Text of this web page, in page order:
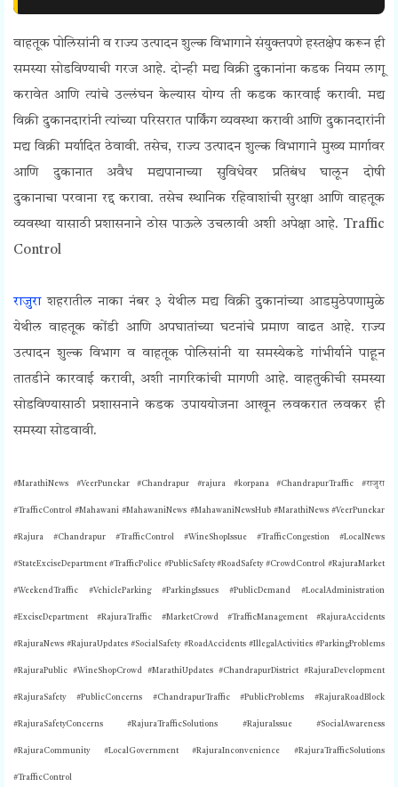
वाहतूक पोलिसांनी व राज्य उत्पादन शुल्क विभागाने संयुक्तपणे हस्तक्षेप करून ही
समस्या सोडविण्याची गरज आहे. दोन्ही मद्य विक्री दुकानांना कडक नियम लागू
करावेत आणि त्यांचे उल्लंघन केल्यास योग्य ती कडक कारवाई करावी. मद्य
विक्री दुकानदारांनी त्यांच्या परिसरात पार्किंग व्यवस्था करावी आणि दुकानदारांनी
मद्य विक्री मर्यादित ठेवावी. तसेच, राज्य उत्पादन शुल्क विभागाने मुख्य मार्गावर
आणि दुकानात अवैध मद्यपानाच्या सुविधेवर प्रतिबंध घालून दोषी
दुकानाचापरवाना रद्द करावा. तसेचस्थानिक रहिवाशांची सुरक्षा आणि वाहतूक
व्यवस्था यासाठी प्रशासनाने ठोस पाऊले उचलावी अशी अपेक्षा आहे. Traffic
Control
राजुराशहरातील नाका नंबर ३ येथील मद्य विक्री दुकानांच्या आडमुठेपणामुळे
येथील वाहतूक कोंडी आणि अपघातांच्या घटनांचे प्रमाण वाढत आहे. राज्य
उत्पादन शुल्क विभाग व वाहतूक पोलिसांनी या समस्येकडे गांभीर्याने पाहून
तातडीने कारवाई करावी, अशी नागरिकांची मागणी आहे. वाहतुकीची समस्या
सोडविण्यासाठी प्रशासनाने कडक उपाययोजना आखून लवकरात लवकर ही
समस्या सोडवावी.
#MarathiNews #VeerPunekar #Chandrapur #rajura #korpana #ChandrapurTraffic #राजुरा
#TrafficControl #Mahawani #MahawaniNews #MahawaniNewsHub #MarathiNews #VeerPunekar
#Rajura #Chandrapur #TrafficControl #WineShopIssue #TrafficCongestion #LocalNews
#StateExciseDepartment #TrafficPolice #PublicSafety #RoadSafety #CrowdControl #RajuraMarket
#WeekendTraffic #VehicleParking #ParkingIssues #PublicDemand #LocalAdministration
#ExciseDepartment #RajuraTraffic #MarketCrowd #TrafficManagement #RajuraAccidents
#RajuraNews #RajuraUpdates #SocialSafety #RoadAccidents #IllegalActivities #ParkingProblems
#RajuraPublic #WineShopCrowd #MarathiUpdates #ChandrapurDistrict #RajuraDevelopment
#RajuraSafety #PublicConcerns #ChandrapurTraffic #PublicProblems #RajuraRoadBlock
#RajuraSafetyConcerns #RajuraTrafficSolutions #RajuraIssue #SocialAwareness
#RajuraCommunity #LocalGovernment #RajuraInconvenience #RajuraTrafficSolutions
#TrafficControl